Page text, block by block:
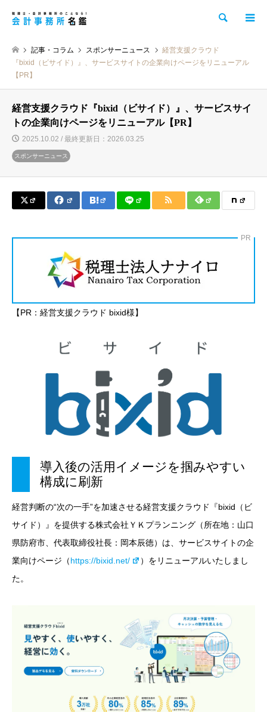
検索
記事・コラム スポンサーニュース
経営支援クラウド
『bixid（ビサイド）』、サービスサイトの企業向けページをリニューアル
【PR】
経営支援クラウド『bixid（ビサイド）』、サービスサイ
トの企業向けページをリニューアル【PR】
2025.10.02 / 最終更新日：2026.03.25
スポンサーニュース
PR
【PR：経営支援クラウド bixid様】
導入後の活用イメージを掴みやすい
構成に刷新
経営判断の“次の一手”を加速させる経営支援クラウド『bixid（ビ
サイド）』を提供する株式会社ＹＫプランニング（所在地：山口
県防府市、代表取締役社長：岡本辰徳）は、サービスサイトの企
業向けページ（https://bixid.net/
）をリニューアルいたしまし
た。